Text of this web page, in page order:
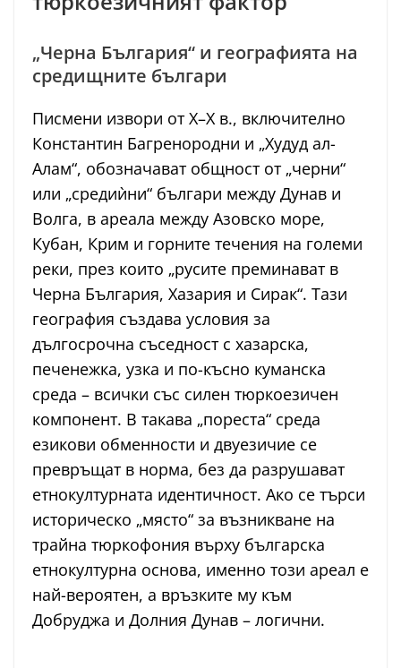
„Черна България“ и географията на
средищните българи
Писмени извори от Х–Х в., включително
Константин Багренородни и „Худуд ал-
Алам“, обозначават общност от „черни“
или „средиѝни“ българи между Дунав и
Волга, в ареала между Азовско море,
Кубан, Крим и горните течения на големи
реки, през които „русите преминават в
Черна България, Хазария и Сирак“. Тази
география създава условия за
дългосрочна съседност с хазарска,
печенежка, узка и по-късно куманска
среда – всички със силен тюркоезичен
компонент. В такава „пореста“ среда
езикови обменности и двуезичие се
превръщат в норма, без да разрушават
етнокултурната идентичност. Ако се търси
историческо „място“ за възникване на
трайна тюркофония върху българска
етнокултурна основа, именно този ареал е
най-вероятен, а връзките му към
Добруджа и Долния Дунав – логични.